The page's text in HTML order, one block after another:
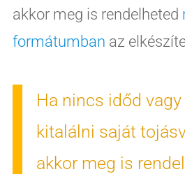
akkor meg is rendelheted
formátumban az
Ha nincs időd
kitalálni saját
akkor meg is